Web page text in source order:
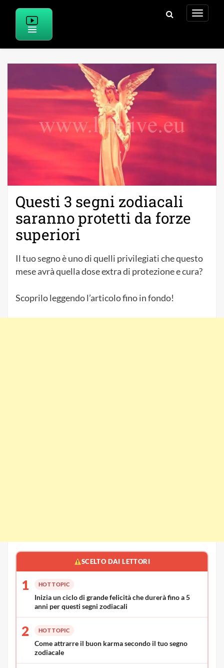
Questi 3 segni zodiacali
saranno protetti da forze
superiori
Il tuo segno è uno di quelli privilegiati che questo
mese avrà quella dose extra di protezione e cura?
Scoprilo leggendo l’articolo fino in fondo!
SCELTO DAI LETTORI
1 HOT TOPIC
Inizia un ciclo di grande felicità che durerà fino a 5
anni per questi segni zodiacali
2 HOT TOPIC
Come attrarre il buon karma secondo il tuo segno
zodiacale